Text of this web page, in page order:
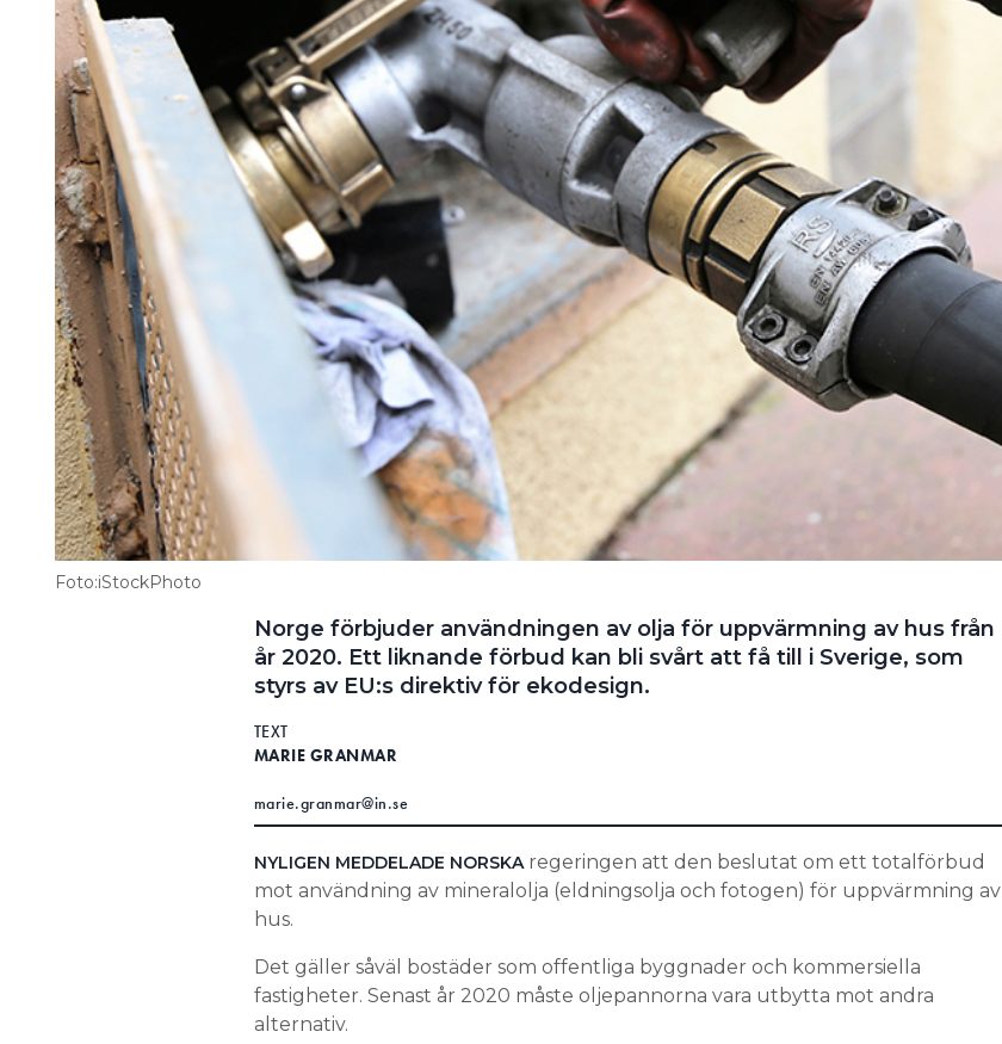
Information om GDPR
Search for:
SEARCH
Foto:iStockPhoto
Norge förbjuder användningen av olja för uppvärmning av hus från
år 2020. Ett liknande förbud kan bli svårt att få till i Sverige, som
styrs av EU:s direktiv för ekodesign.
TEXT
MARIE GRANMAR
marie.granmar@in.se
NYLIGEN MEDDELADE NORSKAregeringen att den beslutat om ett totalförbud
mot användning av mineralolja (eldningsolja och fotogen) för uppvärmning av
hus.
Det gäller såväl bostäder som offentliga byggnader och kommersiella
fastigheter. Senast år 2020 måste oljepannorna vara utbytta mot andra
alternativ.